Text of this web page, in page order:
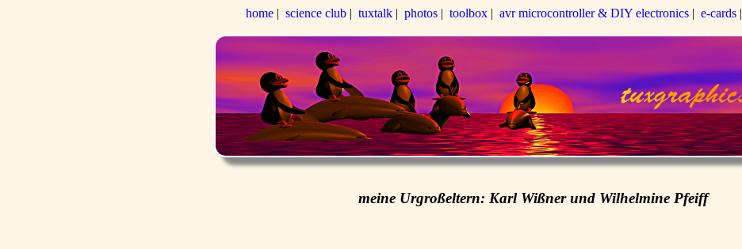
home| science club| tuxtalk| photos| toolbox| avr microcontroller & DIY electronics| e-cards|
meine Urgroßeltern: Karl Wißner und Wilhelmine Pfeiff